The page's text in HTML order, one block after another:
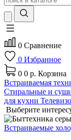
0 Сравнение
0 Избранное
0 0 р. Корзина
Встраиваемая
Стиральные и
для кухни
Выберите
Встраиваемые